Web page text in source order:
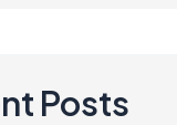
Posts